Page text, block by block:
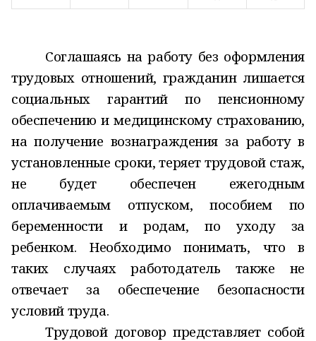
Соглашаясь на работу без оформления
трудовых отношений, гражданин лишается
социальных гарантий по пенсионному
обеспечению и медицинскому страхованию,
на получение вознаграждения за работу в
установленные сроки, теряет трудовой стаж,
не будет обеспечен ежегодным
оплачиваемым отпуском, пособием по
беременности и родам, по уходу за
ребенком. Необходимо понимать, что в
таких случаях работодатель также не
отвечает за обеспечение безопасности
условий труда.
Трудовой договор представляет собой